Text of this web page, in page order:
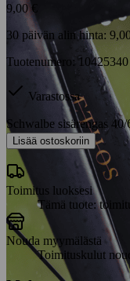
9,00€
30 päivän alin hinta:
Tuotenumero: 10425340
Varastossa
Schwalbe sisärengas
Lisää ostoskoriin
Toimitus luoksesi
Tämä tuote:
Nouda myymälästä
Toimituskulut